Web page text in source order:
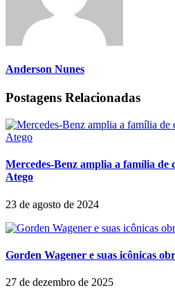
Anderson Nunes
Postagens Relacionadas
Mercedes-Benz amplia a família de
Atego
23 de agosto de 2024
Gorden Wagener e suas icônicas
27 de dezembro de 2025